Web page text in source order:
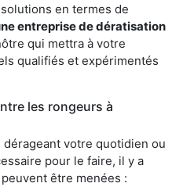
en termes de
entreprise de dératisation
qui mettra à votre
qualifiés et expérimentés
les rongeurs à
votre quotidien ou
pour le faire, il y a
être menées :